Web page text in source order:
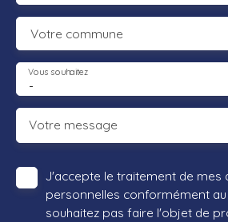
Votre commune
-
Vous souhaitez
Votre message
J'accepte le traitement de mes
personnelles conformément au
souhaitez pas faire l'objet de